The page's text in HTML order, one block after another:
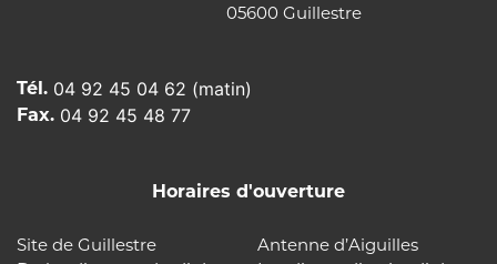
05600 Guillestre
Tél. 04 92 45 04 62 (matin)
Fax. 04 92 45 48 77
Horaires d'ouverture
Site de Guillestre
Antenne d’Aiguilles